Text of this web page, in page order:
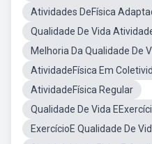
Atividades DeFísica
Qualidade De Vida
Melhoria Da Qualidade De
AtividadeFísica Em
AtividadeFísica Regular
Qualidade De Vida
ExercícioE Qualidade De